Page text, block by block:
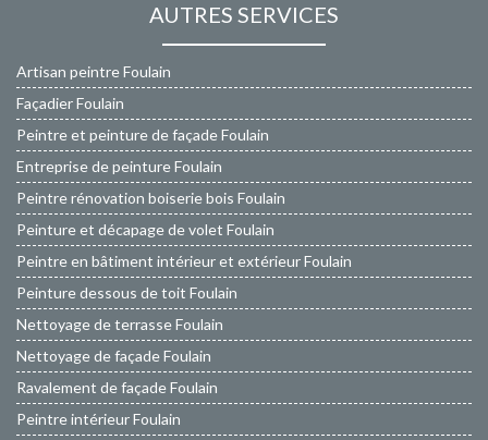
AUTRES SERVICES
Artisan peintre Foulain
Façadier Foulain
Peintre et peinture de façade Foulain
Entreprise de peinture Foulain
Peintre rénovation boiserie bois Foulain
Peinture et décapage de volet Foulain
Peintre en bâtiment intérieur et extérieur Foulain
Peinture dessous de toit Foulain
Nettoyage de terrasse Foulain
Nettoyage de façade Foulain
Ravalement de façade Foulain
Peintre intérieur Foulain